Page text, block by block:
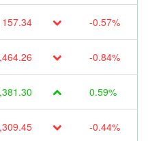
157.34 -0.57%
-0.84%
0.59%
-0.44%